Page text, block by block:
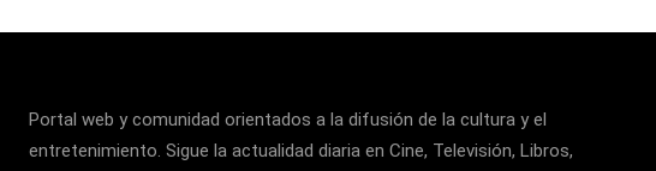
Portal web y comunidad orientados a la difusión de la cultura y el
entretenimiento. Sigue la actualidad diaria en Cine, Televisión, Libros,